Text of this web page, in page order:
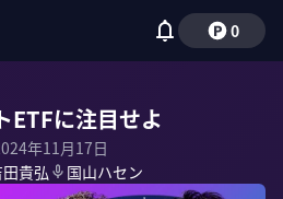
0
ETFに注目せよ
年11月17日
田貴弘 国山ハセン